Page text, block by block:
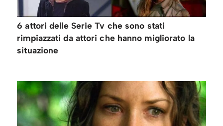
6 attori delle Serie Tv che sono stati
rimpiazzati da attori che hanno migliorato la
situazione